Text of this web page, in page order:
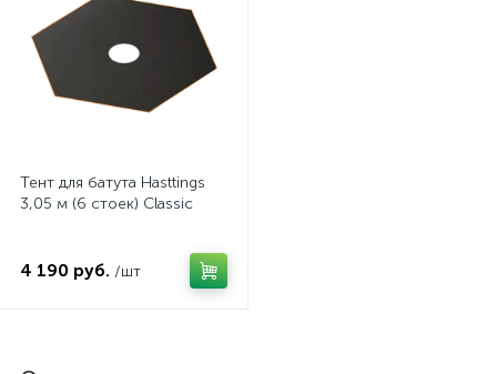
Тент для батута Hasttings
3,05 м (6 стоек) Classic
4 190 руб. /шт